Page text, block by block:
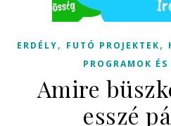
ERDÉLY, FUTÓ PROJEKTEK,
PROGRAMOK ÉS
Amire
esszé